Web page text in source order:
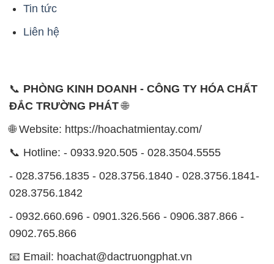
Tin tức
Liên hệ
📞 PHÒNG KINH DOANH - CÔNG TY HÓA CHẤT
ĐẮC TRƯỜNG PHÁT🌐
🌐 Website: https://hoachatmientay.com/
📞 Hotline: - 0933.920.505 - 028.3504.5555
- 028.3756.1835 - 028.3756.1840 - 028.3756.1841-
028.3756.1842
- 0932.660.696 - 0901.326.566 - 0906.387.866 -
0902.765.866
📧 Email: hoachat@dactruongphat.vn